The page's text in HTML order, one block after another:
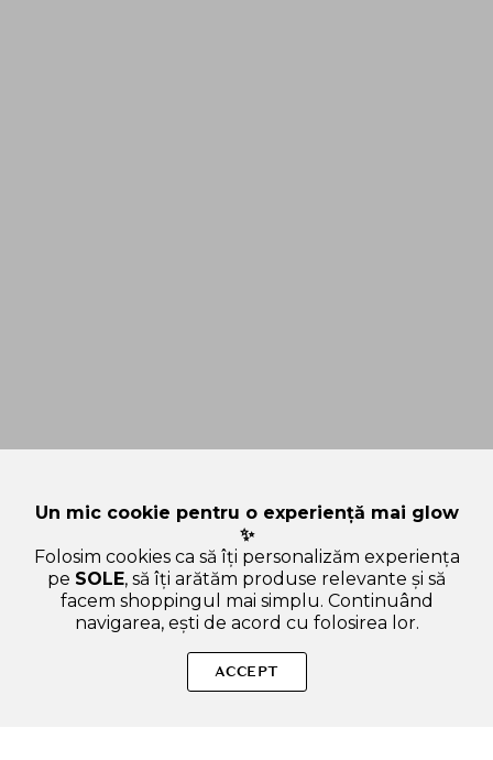
Klairs All-day Airy Crema de fata SPF 50 - Protectie UV si
Hidratare Usoara pentru Ten Sensibil, 50 ml. Dacă ai și alte
Un mic cookie pentru o experiență mai glow
✨
Folosim cookies ca să îți personalizăm experiența
pe SOLE, să îți arătăm produse relevante și să
facem shoppingul mai simplu. Continuând
navigarea, ești de acord cu folosirea lor.
ACCEPT